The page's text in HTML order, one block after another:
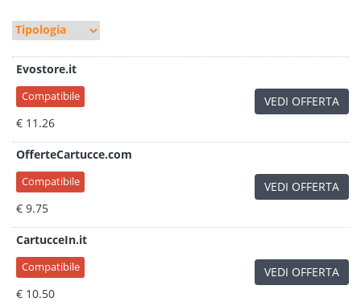
Evostore.it
Compatibile
€ 11.26
VEDI OFFERTA
OfferteCartucce.com
Compatibile
€ 9.75
VEDI OFFERTA
CartucceIn.it
Compatibile
€ 10.50
VEDI OFFERTA